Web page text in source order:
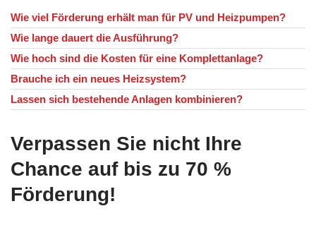
Wie viel Förderung erhält man für PV und Heizpumpen?
Wie lange dauert die Ausführung?
Wie hoch sind die Kosten für eine Komplettanlage?
Brauche ich ein neues Heizsystem?
Lassen sich bestehende Anlagen kombinieren?
Verpassen Sie nicht Ihre
Chance auf bis zu 70 %
Förderung!